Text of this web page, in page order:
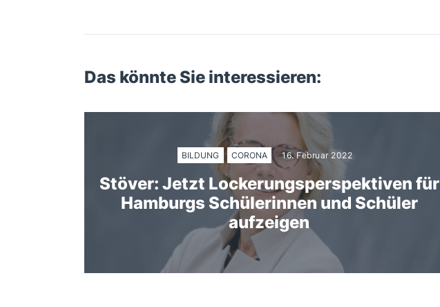
Das könnte Sie interessieren:
BILDUNG CORONA 16. Februar 2022
Stöver: Jetzt Lockerungsperspektiven für
Hamburgs Schülerinnen und Schüler
aufzeigen